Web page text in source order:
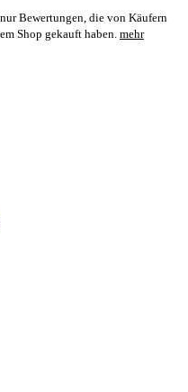
Bewertungen, die von Käufern
Shop gekauft haben. mehr